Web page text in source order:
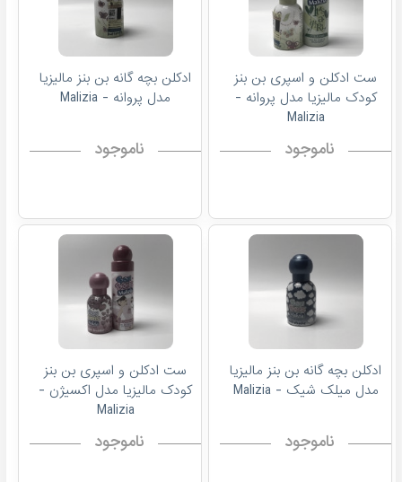
ست ادکلن و اسپری بن بنز
کودک مالیزیا مدل پروانه -
Malizia
ناموجود
ادکلن بچه گانه بن بنز مالیزیا
مدل پروانه - Malizia
ناموجود
ادکلن بچه گانه بن بنز مالیزیا
مدل میلک شیک - Malizia
ناموجود
ست ادکلن و اسپری بن بنز
کودک مالیزیا مدل اکسیژن -
Malizia
ناموجود